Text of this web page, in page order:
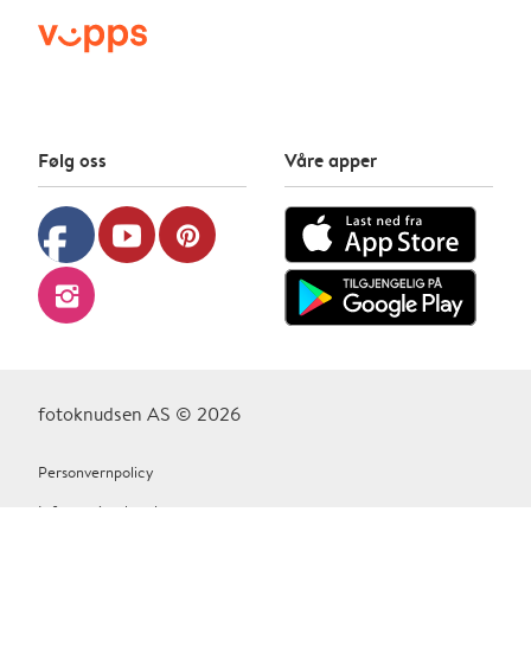
Følg oss
facebook youtube pinterest
instagram
Våre apper
fotoknudsen AS © 2026
Personvernpolicy
Informasjonskapsler